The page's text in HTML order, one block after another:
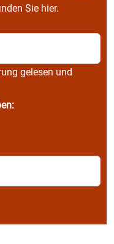
Sie hier.
gelesen und